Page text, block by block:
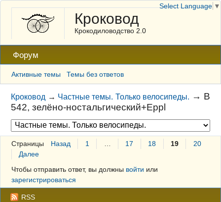
Кроковод
Крокодиловодство 2.0
Форум
Активные темы Темы без ответов
Кроковод → Частные темы. Только велосипеды. → В
542, зелёно-ностальгический+Eppl
Страницы Назад 1 17 18 19
20
Далее
Чтобы отправить ответ, вы должны войти или
зарегистрироваться
RSS
Select Language ▼